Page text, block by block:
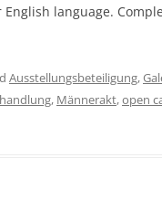
language.
Ausstellungsbeteiligung,
, Männerakt,open